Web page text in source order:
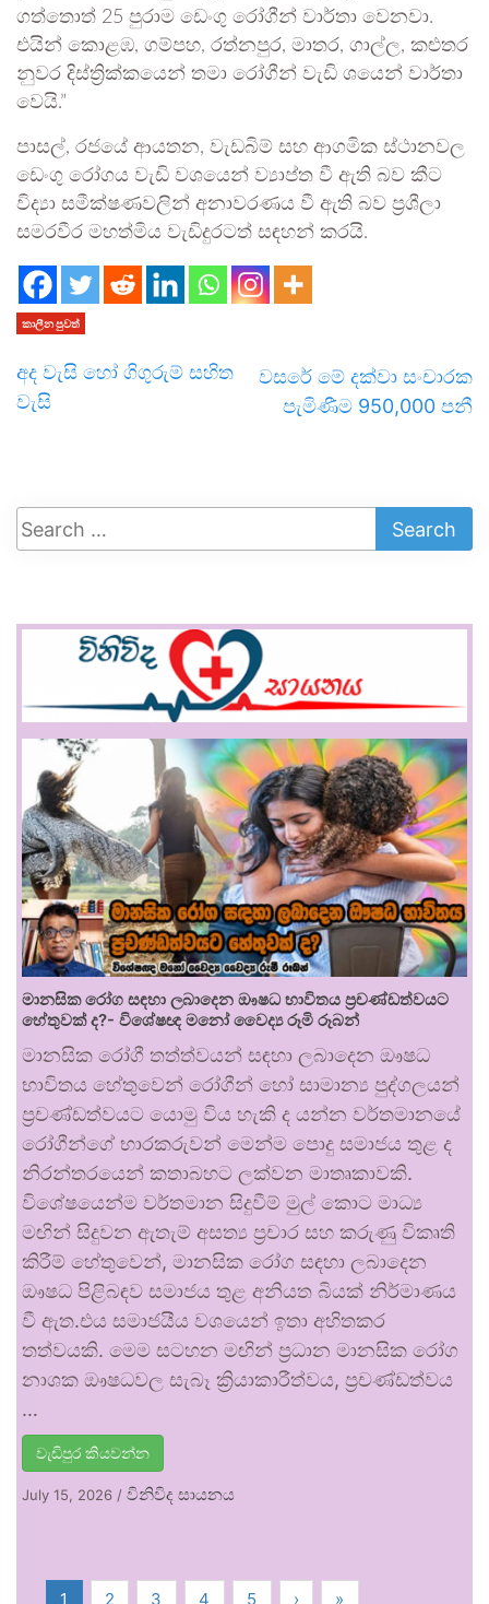
ගත්තොත් 25 පුරාම ඩෙංගු රෝගීන් වාර්තා වෙනවා.
එයින් කොළඹ, ගම්පහ, රත්නපුර, මාතර, ගාල්ල, කළුතර
නුවර දිස්ත්‍රික්කයෙන් තමා රෝගීන් වැඩි ශයෙන් වාර්තා
වෙයි.”
පාසල්, රජයේ ආයතන, වැඩබිම් සහ ආගමික ස්ථානවල
ඩෙංගු රෝගය වැඩි වශයෙන් ව්‍යාප්ත වී ඇති බව කීට
විද්‍යා සමීක්ෂණවලින් අනාවරණය වී ඇති බව ප්‍රශීලා
සමරවීර මහත්මිය වැඩිදුරටත් සඳහන් කරයි.
කාලීන පුවත්
අද වැසි හෝ ගිගුරුම් සහිත
වැසි
වසරේ මේ දක්වා සංචාරක
පැමිණීම 950,000 පනී
මානසික රෝග සඳහා ලබාදෙන ඖෂධ භාවිතය ප්‍රචණ්ඩත්වයට
හේතුවක් ද?- විශේෂඥ මනෝ වෛද්‍ය රූමි රූබන්
මානසික රෝගී තත්ත්වයන් සඳහා ලබාදෙන ඖෂධ
භාවිතය හේතුවෙන් රෝගීන් හෝ සාමාන්‍ය පුද්ගලයන්
ප්‍රචණ්ඩත්වයට යොමු විය හැකි ද යන්න වර්තමානයේ
රෝගීන්ගේ භාරකරුවන් මෙන්ම පොදු සමාජය තුළ ද
නිරන්තරයෙන් කතාබහට ලක්වන මාතෘකාවකි.
විශේෂයෙන්ම වර්තමාන සිදුවීම් මුල් කොට මාධ්‍ය
මඟින් සිදුවන ඇතැම් අසත්‍ය ප්‍රචාර සහ කරුණු විකෘති
කිරීම් හේතුවෙන්, මානසික රෝග සඳහා ලබාදෙන
ඖෂධ පිළිබඳව සමාජය තුළ අනියත බියක් නිර්මාණය
වී ඇත.එය සමාජයීය වශයෙන් ඉතා අහිතකර
තත්වයකි. මෙම සටහන මඟින් ප්‍රධාන මානසික රෝග
නාශක ඖෂධවල සැබෑ ක්‍රියාකාරීත්වය, ප්‍රචණ්ඩත්වය
…
වැඩිපුර කියවන්න
July 15, 2026 / විනිවිද සායනය
1 2 3 4 5 › »